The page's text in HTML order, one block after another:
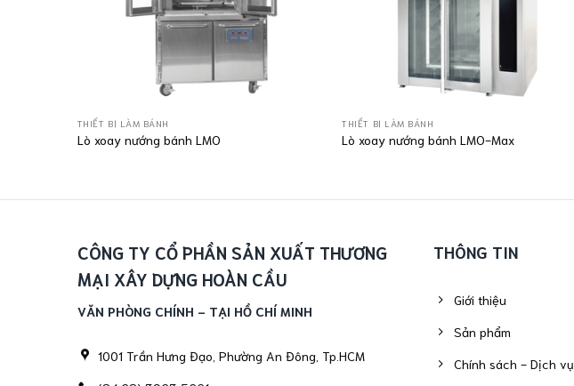
THIẾT BỊ LÀM BÁNH
Lò xoay nướng bánh LMO
THIẾT BỊ LÀM BÁNH
Lò xoay nướng bánh LMO-Max
CÔNG TY CỔ PHẦN SẢN XUẤT THƯƠNG
MẠI XÂY DỰNG HOÀN CẦU
VĂN PHÒNG CHÍNH - TẠI HỒ CHÍ MINH
1001 Trần Hưng Đạo, Phường An Đông, Tp.HCM
THÔNG TIN
Giới thiệu
Sản phẩm
Chính sách - Dịch vụ